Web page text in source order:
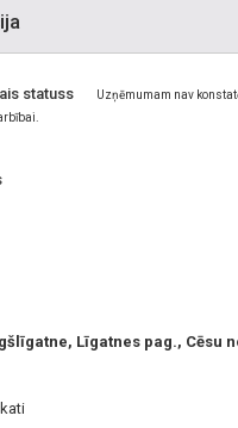
Zicmane, Ģimenes ārsts,
profilaktiskās
nozīmējumi pie
asinsanalīzes, zāļu
statuss
Uzņēmumam nav
Līgatnes pag., Cēsu